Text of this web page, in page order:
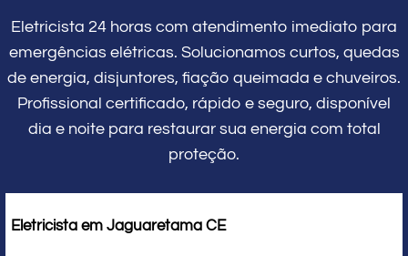
Eletricista 24 horas com atendimento imediato para
emergências elétricas. Solucionamos curtos, quedas
de energia, disjuntores, fiação queimada e chuveiros.
Profissional certificado, rápido e seguro, disponível
dia e noite para restaurar sua energia com total
proteção.
Eletricista em Jaguaretama CE